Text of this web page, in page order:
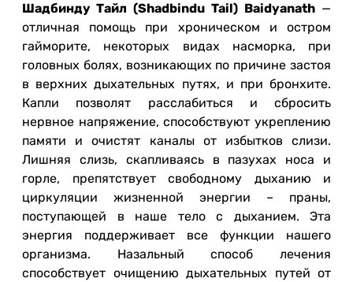
Шадбинду Тайл (Shadbindu Tail) Baidyanath —
отличная помощь при хроническом и остром
гайморите, некоторых видах насморка, при
головных болях, возникающих по причине застоя
в верхних дыхательных путях, и при бронхите.
Капли позволят расслабиться и сбросить
нервное напряжение, способствуют укреплению
памяти и очистят каналы от избытков слизи.
Лишняя слизь, скапливаясь в пазухах носа и
горле, препятствует свободному дыханию и
циркуляции жизненной энергии – праны,
поступающей в наше тело с дыханием. Эта
энергия поддерживает все функции нашего
организма. Назальный способ лечения
способствует очищению дыхательных путей от